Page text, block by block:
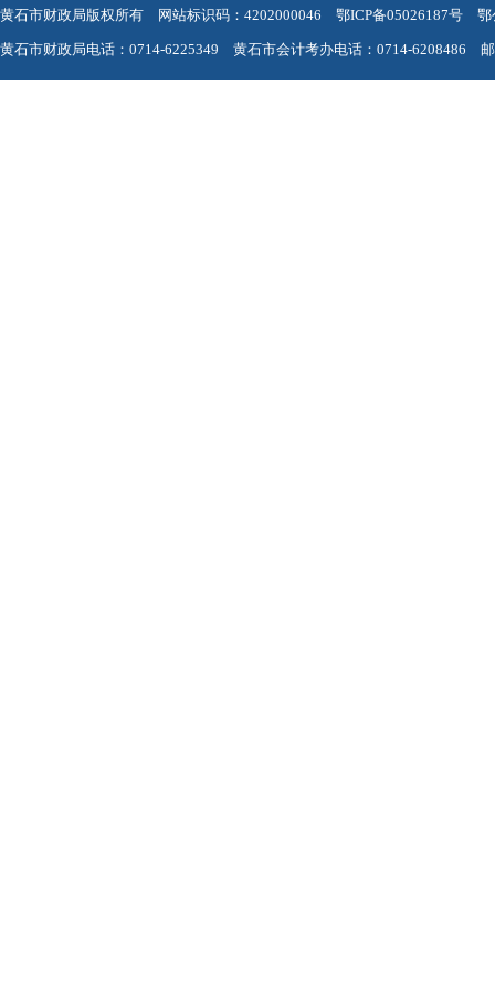
黄石市财政局版权所有 网站标识码：4202000046 鄂ICP备05026187号 鄂
黄石市财政局电话：0714-6225349 黄石市会计考办电话：0714-6208486